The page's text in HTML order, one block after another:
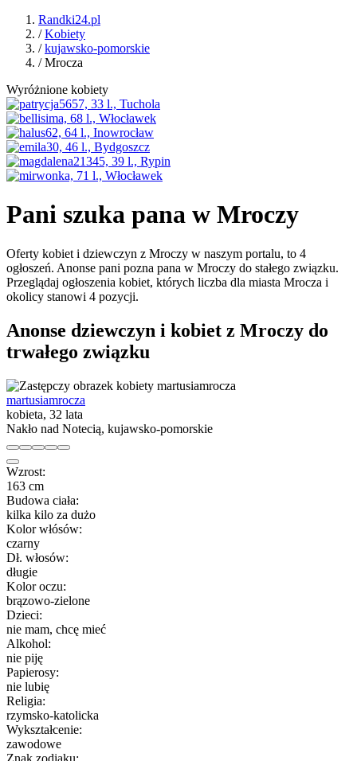
Randki24.pl
/Kobiety
/kujawsko-pomorskie
/ Mrocza
Wyróżnione kobiety
Pani szuka pana w Mroczy
Oferty kobiet i dziewczyn z Mroczy w naszym portalu, to 4
ogłoszeń. Anonse pani pozna pana w Mroczy do stałego związku.
Przeglądaj ogłoszenia kobiet, których liczba dla miasta Mrocza i
okolicy stanowi 4 pozycji.
Anonse dziewczyn i kobiet z Mroczy do
trwałego związku
martusiamrocza
kobieta, 32 lata
Nakło nad Notecią, kujawsko-pomorskie
Wzrost:
163 cm
Budowa ciała:
kilka kilo za dużo
Kolor włósów:
czarny
Dł. włosów:
długie
Kolor oczu:
brązowo-zielone
Dzieci:
nie mam, chcę mieć
Alkohol:
nie piję
Papierosy:
nie lubię
Religia:
rzymsko-katolicka
Wykształcenie:
zawodowe
Znak zodiaku: